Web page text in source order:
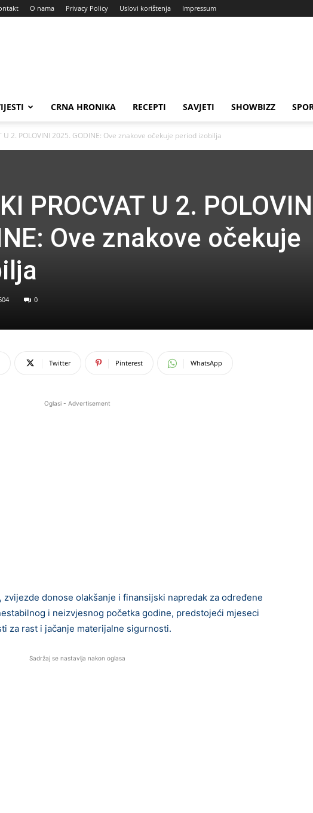
O nama Privacy Policy Uslovi korištenja Impressum
CRNA HRONIKA RECEPTI SAVJETI SHOWBIZZ
U 2. POLOVINI 2025. GODINE: Ove znakove očekuje period izobilja
PROCVAT U 2.
Ove znakove očekuje
0
Twitter Pinterest WhatsApp
Oglasi - Advertisement
donose olakšanje i finansijski napredak za određene
i neizvjesnog početka godine, predstojeći mjeseci
za rast i jačanje materijalne sigurnosti.
Sadržaj se nastavlja nakon oglasa